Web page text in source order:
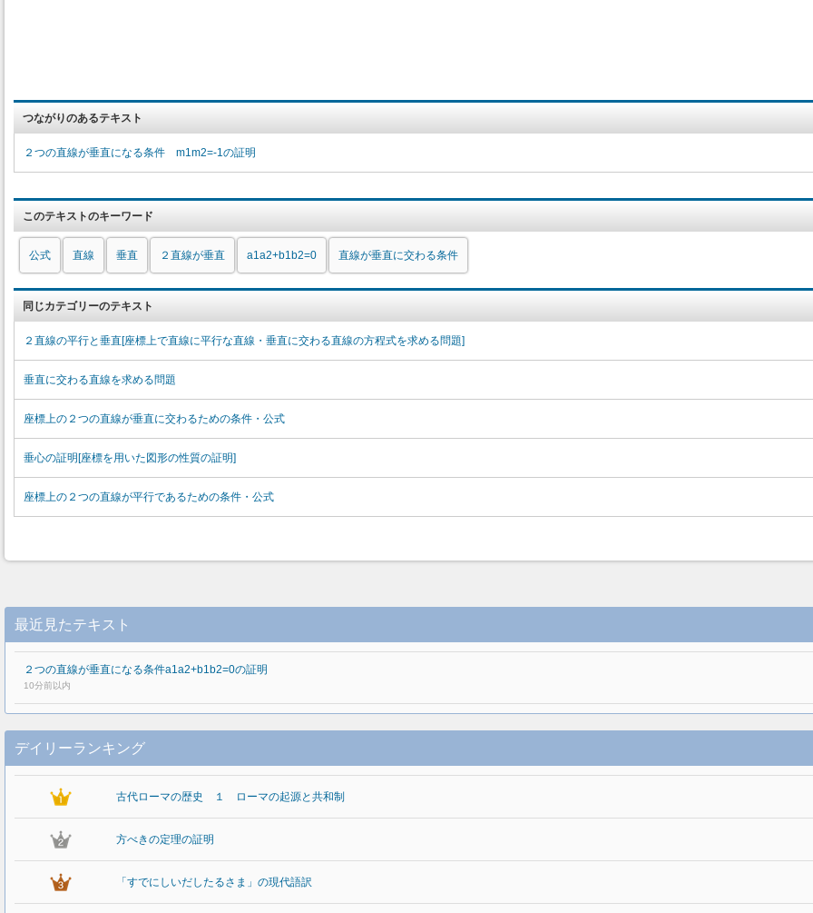
つながりのあるテキスト
２つの直線が垂直になる条件 m1m2=-1の証明
このテキストのキーワード
公式 直線 垂直 ２直線が垂直 a1a2+b1b2=0 直線が垂直に交わる条件
同じカテゴリーのテキスト
２直線の平行と垂直[座標上で直線に平行な直線・垂直に交わる直線の方程式を求める問題]
垂直に交わる直線を求める問題
座標上の２つの直線が垂直に交わるための条件・公式
垂心の証明[座標を用いた図形の性質の証明]
座標上の２つの直線が平行であるための条件・公式
最近見たテキスト
２つの直線が垂直になる条件a1a2+b1b2=0の証明
10分前以内
デイリーランキング
古代ローマの歴史 １ ローマの起源と共和制
方べきの定理の証明
「すでにしいだしたるさま」の現代語訳